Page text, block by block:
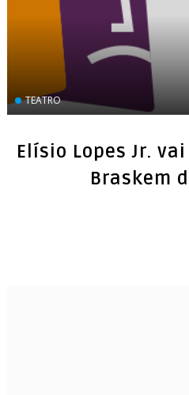
TEATRO
Elísio Lopes Jr.